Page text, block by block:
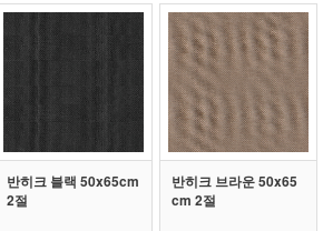
반히크 블랙 50x65cm
2절
반히크 브라운 50x65
cm 2절